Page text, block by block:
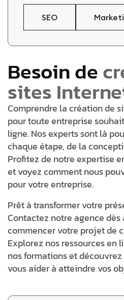
SEO
Besoin de
sites
Comprendre la création de
pour toute entreprise
ligne. Nos experts sont là
chaque étape, de la
Profitez de notre expertise
et voyez comment nous
pour votre entreprise.
Prêt à transformer votre
Contactez notre agence dès
commencer votre projet de
Explorez nos ressources en
nos formations et
vous aider à atteindre vos